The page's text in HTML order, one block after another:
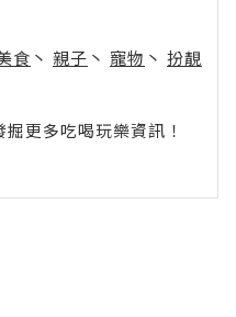
食 丶 親子 丶 寵物 丶 扮靚
更多吃喝玩樂資訊！